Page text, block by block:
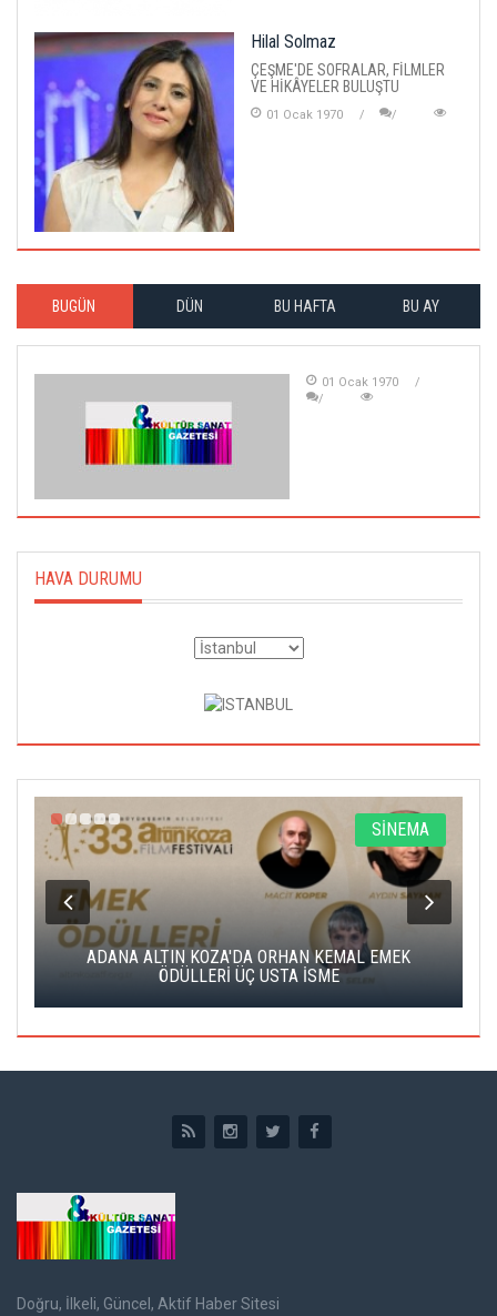
Hilal Solmaz
ÇEŞME'DE SOFRALAR, FİLMLER
VE HİKÂYELER BULUŞTU
01 Ocak 1970
BUGÜN DÜN BU HAFTA BU AY
01 Ocak 1970
HAVA DURUMU
SİNEMA
ADANA ALTIN KOZA'DA ORHAN KEMAL EMEK
ÖDÜLLERİ ÜÇ USTA İSME
Doğru, İlkeli, Güncel, Aktif Haber Sitesi